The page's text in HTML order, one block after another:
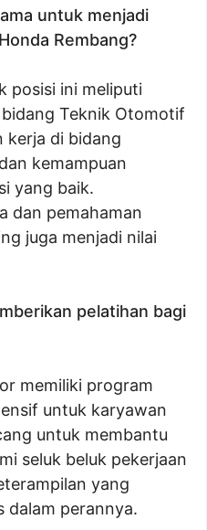
untuk menjadi
Rembang?
posisi ini meliputi
Teknik Otomotif
kerja di bidang
kemampuan
yang baik.
dan pemahaman
juga menjadi nilai
pelatihan bagi
memiliki program
untuk karyawan
untuk membantu
seluk beluk pekerjaan
yang
dalam perannya.